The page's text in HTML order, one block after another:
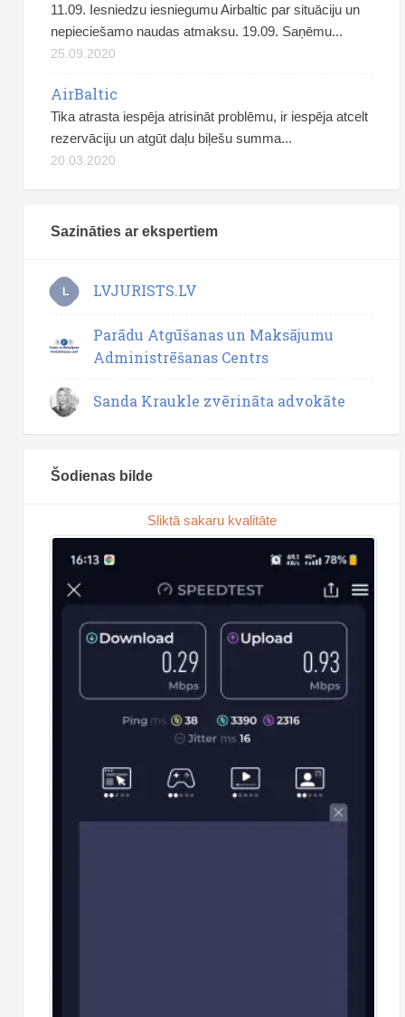
11.09. Iesniedzu iesniegumu Airbaltic par situāciju un
nepieciešamo naudas atmaksu. 19.09. Saņēmu...
25.09.2020
AirBaltic
Tika atrasta iespēja atrisināt problēmu, ir iespēja atcelt
rezervāciju un atgūt daļu biļešu summa...
20.03.2020
Sazināties ar ekspertiem
L LVJURISTS.LV
Parādu Atgūšanas un Maksājumu
Administrēšanas Centrs
Sanda Kraukle zvērināta advokāte
Šodienas bilde
Sliktā sakaru kvalitāte